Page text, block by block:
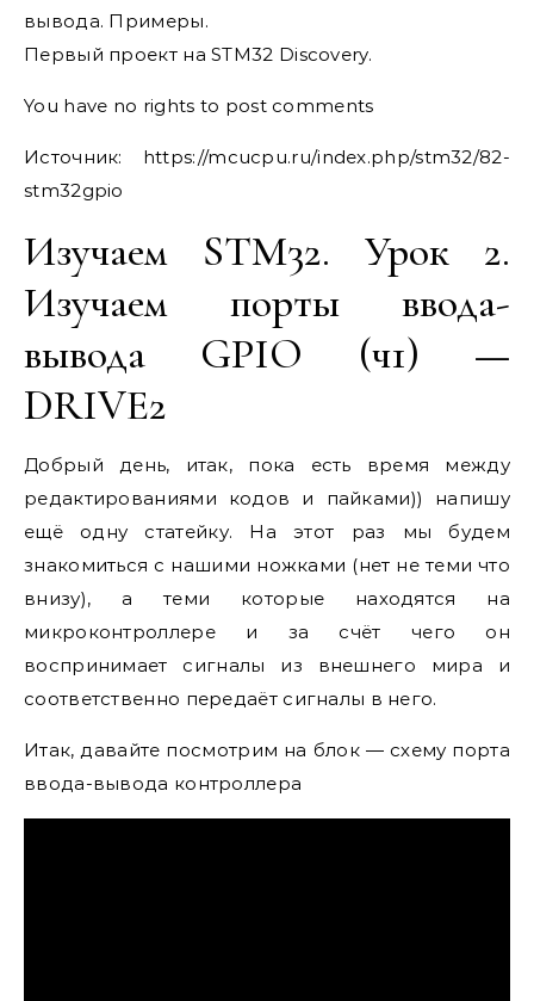
вывода. Примеры.
Первый проект на STM32 Discovery.
You have no rights to post comments
Источник: https://mcucpu.ru/index.php/stm32/82-
stm32gpio
Изучаем STM32. Урок 2.
Изучаем порты ввода-
вывода GPIO (ч1) —
DRIVE2
Добрый день, итак, пока есть время между
редактированиями кодов и пайками)) напишу
ещё одну статейку. На этот раз мы будем
знакомиться с нашими ножками (нет не теми что
внизу), а теми которые находятся на
микроконтроллере и за счёт чего он
воспринимает сигналы из внешнего мира и
соответственно передаёт сигналы в него.
Итак, давайте посмотрим на блок — схему порта
ввода-вывода контроллера